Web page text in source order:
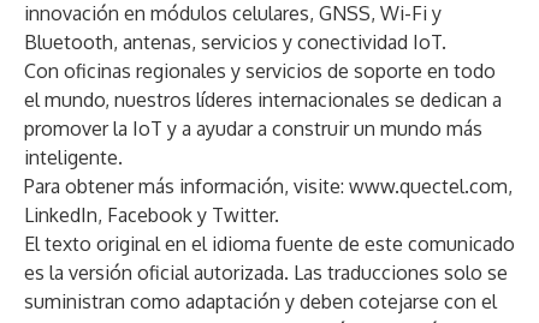
innovación en módulos celulares, GNSS, Wi-Fi y
Bluetooth, antenas, servicios y conectividad IoT.
Con oficinas regionales y servicios de soporte en todo
el mundo, nuestros líderes internacionales se dedican a
promover la IoT y a ayudar a construir un mundo más
inteligente.
Para obtener más información, visite: www.quectel.com,
LinkedIn, Facebook y Twitter.
El texto original en el idioma fuente de este comunicado
es la versión oficial autorizada. Las traducciones solo se
suministran como adaptación y deben cotejarse con el